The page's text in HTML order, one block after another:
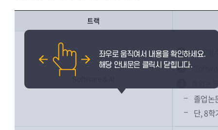
트랙
Software & AI
1 트랙 필
2
졸업논
졸업논
단, 8